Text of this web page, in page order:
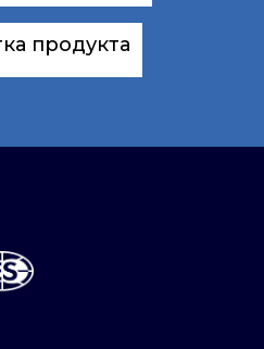
продукта